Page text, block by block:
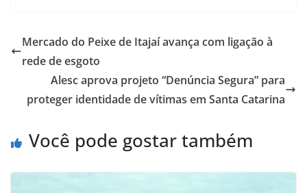
Mercado do Peixe de Itajaí avança com ligação à
rede de esgoto
Alesc aprova projeto “Denúncia Segura” para
proteger identidade de vítimas em Santa Catarina
Você pode gostar também